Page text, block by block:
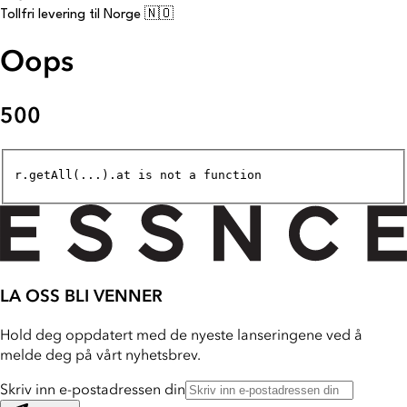
Tollfri levering til Norge 🇳🇴
Oops
500
r.getAll(...).at is not a function
LA OSS BLI VENNER
Hold deg oppdatert med de nyeste lanseringene ved å
melde deg på vårt nyhetsbrev.
Skriv inn e-postadressen din